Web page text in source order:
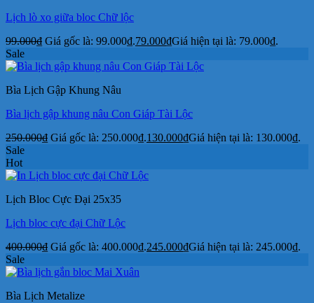
Lịch lò xo giữa bloc Chữ lộc
99.000₫ Giá gốc là: 99.000₫.79.000₫Giá hiện tại là: 79.000₫.
Sale
Bìa Lịch Gập Khung Nâu
Bìa lịch gập khung nâu Con Giáp Tài Lộc
250.000₫ Giá gốc là: 250.000₫.130.000₫Giá hiện tại là: 130.000₫.
Sale
Hot
Lịch Bloc Cực Đại 25x35
Lịch bloc cực đại Chữ Lộc
400.000₫ Giá gốc là: 400.000₫.245.000₫Giá hiện tại là: 245.000₫.
Sale
Bìa Lịch Metalize